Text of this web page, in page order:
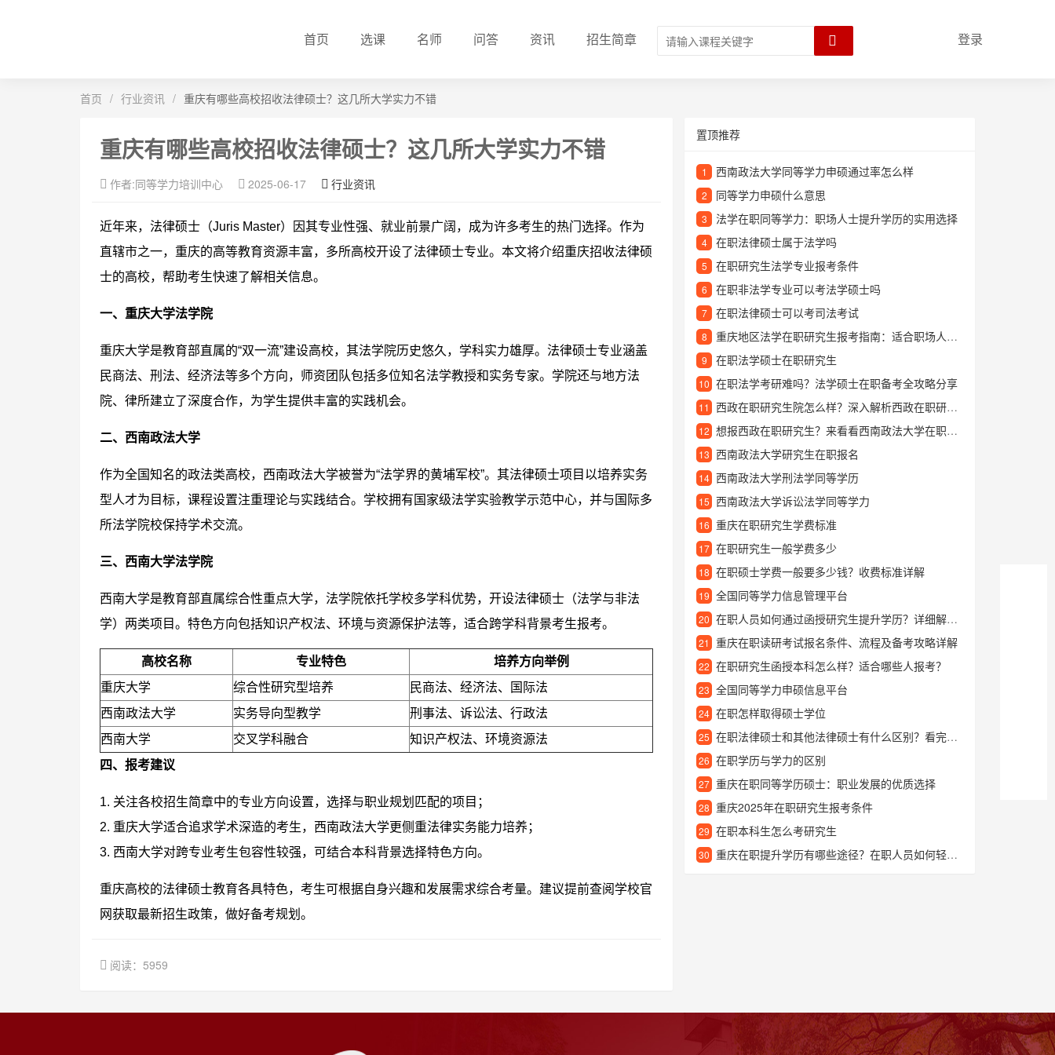
首页 选课 名师 问答 资讯 招生简章 登录
首页 / 行业资讯 / 重庆有哪些高校招收法律硕士？这几所大学实力不错
重庆有哪些高校招收法律硕士？这几所大学实力不错
作者:同等学力培训中心 2025-06-17 行业资讯
近年来，法律硕士（Juris Master）因其专业性强、就业前景广阔，成为许多考生的热门选择。作为
直辖市之一，重庆的高等教育资源丰富，多所高校开设了法律硕士专业。本文将介绍重庆招收法律硕
士的高校，帮助考生快速了解相关信息。
一、重庆大学法学院
重庆大学是教育部直属的“双一流”建设高校，其法学院历史悠久，学科实力雄厚。法律硕士专业涵盖
民商法、刑法、经济法等多个方向，师资团队包括多位知名法学教授和实务专家。学院还与地方法
院、律所建立了深度合作，为学生提供丰富的实践机会。
二、西南政法大学
作为全国知名的政法类高校，西南政法大学被誉为“法学界的黄埔军校”。其法律硕士项目以培养实务
型人才为目标，课程设置注重理论与实践结合。学校拥有国家级法学实验教学示范中心，并与国际多
所法学院校保持学术交流。
三、西南大学法学院
西南大学是教育部直属综合性重点大学，法学院依托学校多学科优势，开设法律硕士（法学与非法
学）两类项目。特色方向包括知识产权法、环境与资源保护法等，适合跨学科背景考生报考。
高校名称 专业特色
培养方向举例
重庆大学
综合性研究型培养
民商法、经济法、国际法
西南政法大学
实务导向型教学
刑事法、诉讼法、行政法
西南大学
交叉学科融合
知识产权法、环境资源法
四、报考建议
1. 关注各校招生简章中的专业方向设置，选择与职业规划匹配的项目；
2. 重庆大学适合追求学术深造的考生，西南政法大学更侧重法律实务能力培养；
3. 西南大学对跨专业考生包容性较强，可结合本科背景选择特色方向。
重庆高校的法律硕士教育各具特色，考生可根据自身兴趣和发展需求综合考量。建议提前查阅学校官
网获取最新招生政策，做好备考规划。
阅读：5959
置顶推荐
1 西南政法大学同等学力申硕通过率怎么样
2 同等学力申硕什么意思
3 法学在职同等学力：职场人士提升学历的实用选择
4 在职法律硕士属于法学吗
5 在职研究生法学专业报考条件
6 在职非法学专业可以考法学硕士吗
7 在职法律硕士可以考司法考试
8 重庆地区法学在职研究生报考指南：适合职场人士的深造选择
9 在职法学硕士在职研究生
10 在职法学考研难吗？法学硕士在职备考全攻略分享
11 西政在职研究生院怎么样？深入解析西政在职研院的特色与优势
12 想报西政在职研究生？来看看西南政法大学在职研究生院的真实情况
13 西南政法大学研究生在职报名
14 西南政法大学刑法学同等学历
15 西南政法大学诉讼法学同等学力
16 重庆在职研究生学费标准
17 在职研究生一般学费多少
18 在职硕士学费一般要多少钱？收费标准详解
19 全国同等学力信息管理平台
20 在职人员如何通过函授研究生提升学历？详细解读报考与学习方式
21 重庆在职读研考试报名条件、流程及备考攻略详解
22 在职研究生函授本科怎么样？适合哪些人报考？
23 全国同等学力申硕信息平台
24 在职怎样取得硕士学位
25 在职法律硕士和其他法律硕士有什么区别？看完这篇你就懂了
26 在职学历与学力的区别
27 重庆在职同等学历硕士：职业发展的优质选择
28 重庆2025年在职研究生报考条件
29 在职本科生怎么考研究生
30 重庆在职提升学历有哪些途径？在职人员如何轻松提升学历？